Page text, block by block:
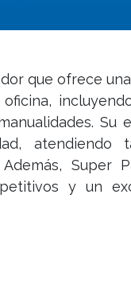
que ofrece
Su
atendiendo
Super
y un